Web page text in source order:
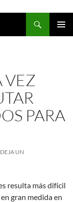
VEZ
PARA
DEJA UN
resulta más difícil
gran medida en